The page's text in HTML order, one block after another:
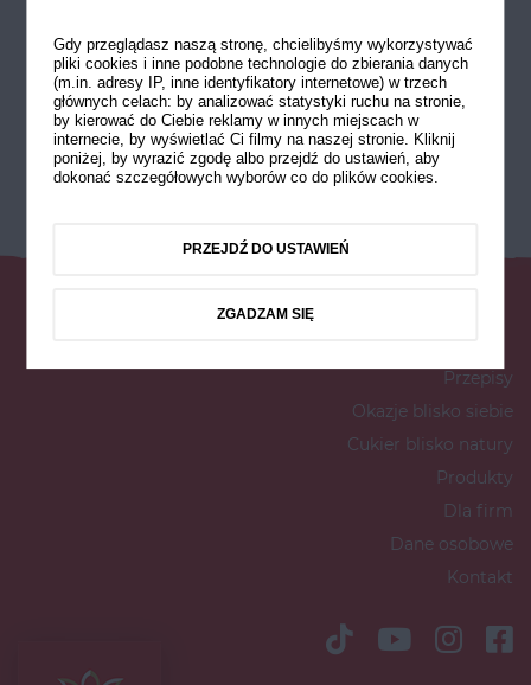
Przepisy
Okazje blisko siebie
Cukier blisko natury
Produkty
Dla firm
Dane osobowe
Kontakt
Gdy przeglądasz naszą stronę, chcielibyśmy wykorzystywać
pliki cookies i inne podobne technologie do zbierania danych
(m.in. adresy IP, inne identyfikatory internetowe) w trzech
głównych celach: by analizować statystyki ruchu na stronie,
by kierować do Ciebie reklamy w innych miejscach w
internecie, by wyświetlać Ci filmy na naszej stronie. Kliknij
poniżej, by wyrazić zgodę albo przejdź do ustawień, aby
dokonać szczegółowych wyborów co do plików cookies.
PRZEJDŹ DO USTAWIEŃ
ZGADZAM SIĘ